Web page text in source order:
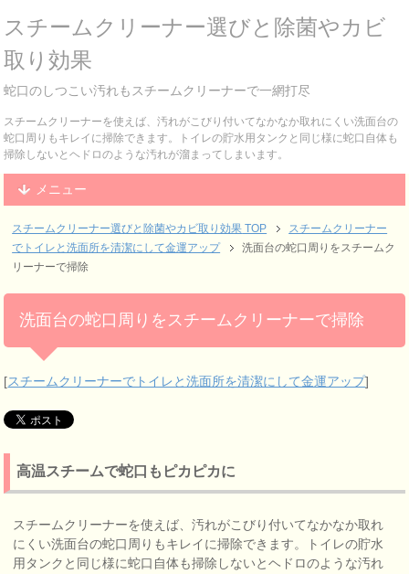
スチームクリーナー選びと除菌やカビ
取り効果
蛇口のしつこい汚れもスチームクリーナーで一網打尽
スチームクリーナーを使えば、汚れがこびり付いてなかなか取れにくい洗面台の
蛇口周りもキレイに掃除できます。トイレの貯水用タンクと同じ様に蛇口自体も
掃除しないとヘドロのような汚れが溜まってしまいます。
メニュー
スチームクリーナー選びと除菌やカビ取り効果 TOP
スチームクリーナー
でトイレと洗面所を清潔にして金運アップ
洗面台の蛇口周りをスチームク
リーナーで掃除
洗面台の蛇口周りをスチームクリーナーで掃除
[スチームクリーナーでトイレと洗面所を清潔にして金運アップ]
高温スチームで蛇口もピカピカに
スチームクリーナーを使えば、汚れがこびり付いてなかなか取れ
にくい洗面台の蛇口周りもキレイに掃除できます。トイレの貯水
用タンクと同じ様に蛇口自体も掃除しないとヘドロのような汚れ